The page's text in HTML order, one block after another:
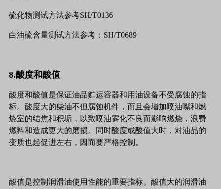
硫化物测试方法参考SH/T0136
白油硫含量测试方法参考：SH/T0689
8.酸度和酸值
酸度和酸值是保证油品贮运容器和用油设备不受腐蚀的指
标。酸度大的柴油不但腐蚀机件，而且会增加喷油嘴和燃
烧室的结焦和积垢，以致喷油雾化不良而影响燃烧，浪费
燃料和造成更大的磨损。同时酸度或酸值大时，对油品的
变质也起促进左右，因而要严格控制。
酸值是控制润滑油使用性能的重要指标。酸值大的润滑油